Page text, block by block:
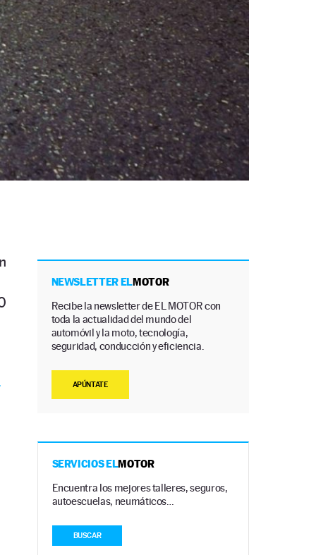
NEWSLETTER ELMOTOR
Recibe la newsletter de EL MOTOR con
toda la actualidad del mundo del
automóvil y la moto, tecnología,
seguridad, conducción y eficiencia.
APÚNTATE
SERVICIOS ELMOTOR
Encuentra los mejores talleres, seguros,
autoescuelas, neumáticos…
BUSCAR